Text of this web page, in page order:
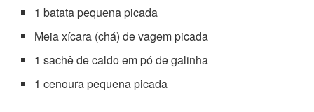
1 batata pequena picada
Meia xícara (chá) de vagem picada
1 sachê de caldo em pó de galinha
1 cenoura pequena picada